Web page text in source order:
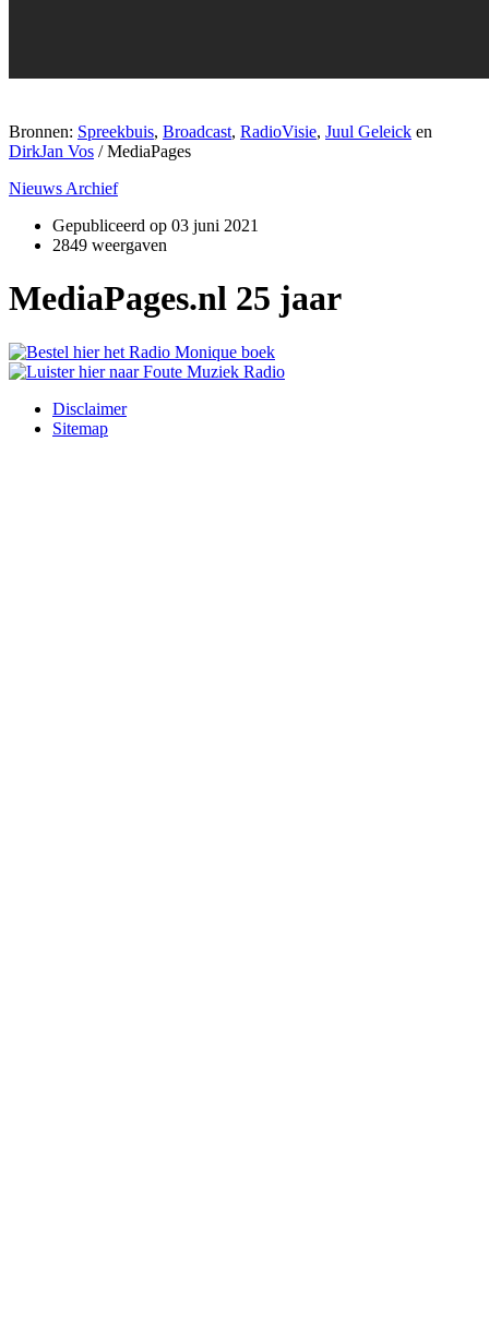
Bronnen: Spreekbuis, Broadcast, RadioVisie, Juul Geleick en
DirkJan Vos / MediaPages
Nieuws Archief
Gepubliceerd op 03 juni 2021
2849 weergaven
MediaPages.nl 25 jaar
Disclaimer
Sitemap